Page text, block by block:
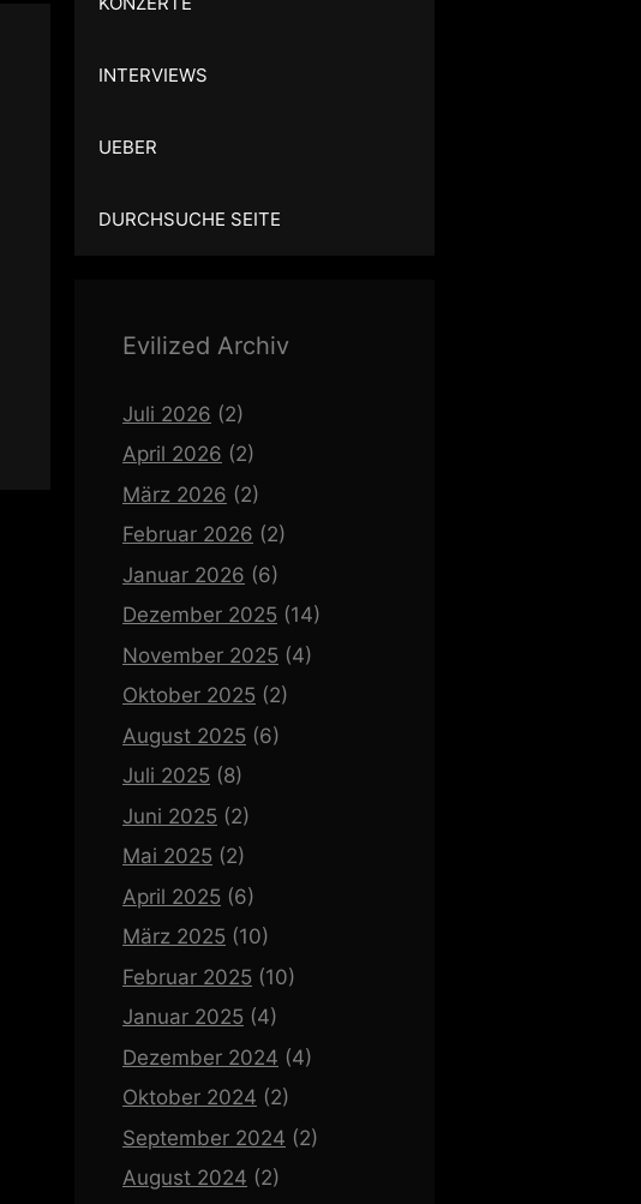
INTERVIEWS
UEBER
DURCHSUCHE SEITE
Evilized Archiv
Juli 2026 (2)
April 2026 (2)
März 2026 (2)
Februar 2026 (2)
Januar 2026 (6)
Dezember 2025 (14)
November 2025 (4)
Oktober 2025 (2)
August 2025 (6)
Juli 2025 (8)
Juni 2025 (2)
Mai 2025 (2)
April 2025 (6)
März 2025 (10)
Februar 2025 (10)
Januar 2025 (4)
Dezember 2024 (4)
Oktober 2024 (2)
September 2024 (2)
August 2024 (2)